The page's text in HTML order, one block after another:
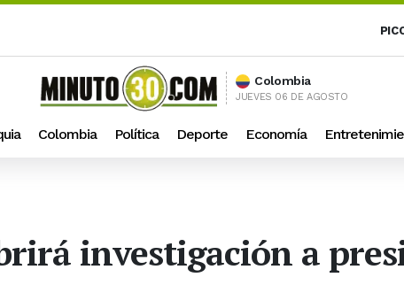
Colombia
JUEVES 06 DE AGOSTO
Colombia Política Deporte Economía
investigación a